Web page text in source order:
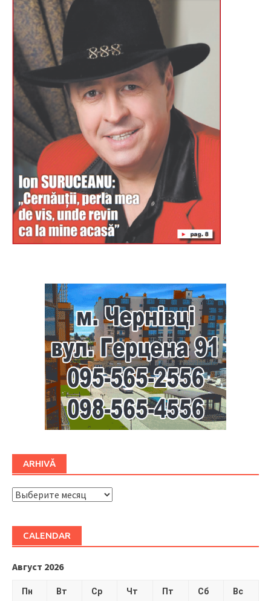
ARHIVĂ
ARHIVĂ
CALENDAR
Август 2026
Пн Вт Ср Чт Пт Сб Вс